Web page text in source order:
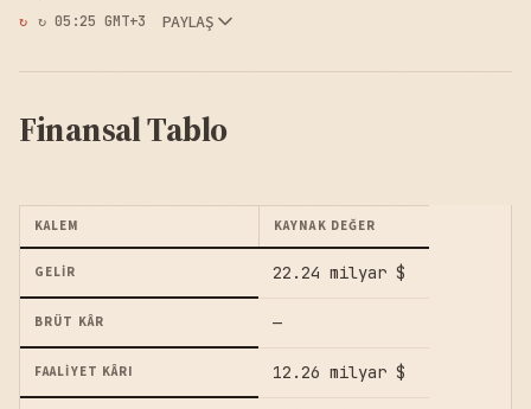
↻ 05:25 GMT+3 PAYLAŞ
Finansal Tablo
KALEM KAYNAK DEĞER
GELIR 22.24 milyar $
BRÜT KÂR —
FAALIYET KÂRI 12.26 milyar $